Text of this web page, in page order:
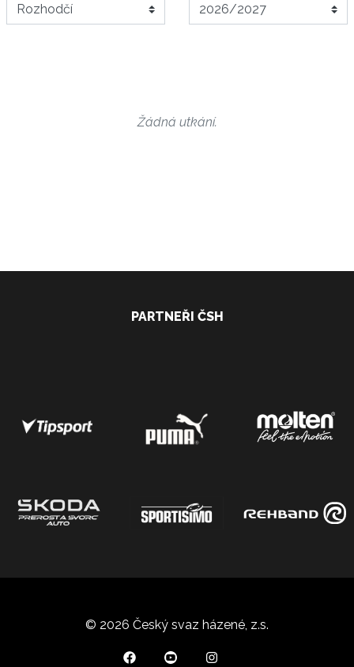
Žádná utkání.
PARTNEŘI ČSH
© 2026 Český svaz házené, z.s.